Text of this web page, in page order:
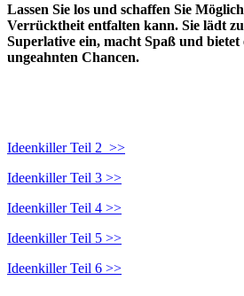
Lassen Sie los und schaffen Sie
Verrücktheit entfalten kann. Sie lädt
Superlative ein, macht Spaß und bietet
ungeahnten Chancen.
Ideenkiller Teil 2 >>
Ideenkiller Teil 3 >>
Ideenkiller Teil 4 >>
Ideenkiller Teil 5 >>
Ideenkiller Teil 6 >>